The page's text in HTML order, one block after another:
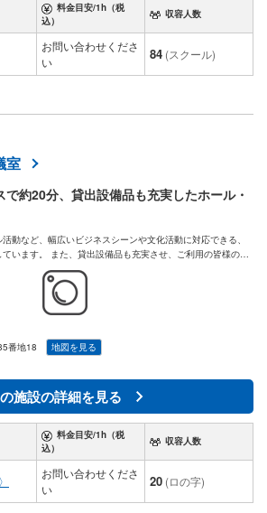
料金目安/1h（税
込）
収容人数
お問い合わせくださ
い
84 (スクール)
室
約20分、貸出設備品も充実したホール・
動など、幅広いビジネスシーンや文化活動に対応できる、
います。 また、貸出設備品も充実させ、ご利用の皆様のニ
番地18 地図を見る
施設の詳細を見る
料金目安/1h（税
込）
収容人数
お問い合わせくださ
い
20 (ロの字)